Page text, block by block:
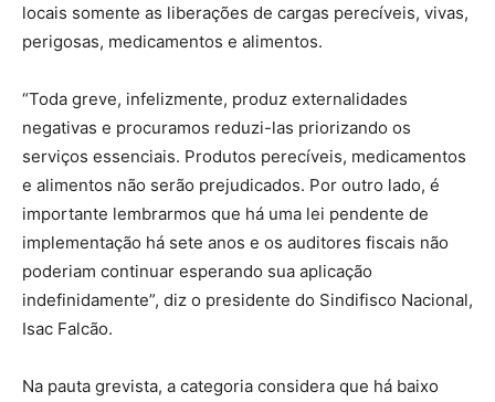
locais somente as liberações de cargas perecíveis, vivas,
perigosas, medicamentos e alimentos.
“Toda greve, infelizmente, produz externalidades
negativas e procuramos reduzi-las priorizando os
serviços essenciais. Produtos perecíveis, medicamentos
e alimentos não serão prejudicados. Por outro lado, é
importante lembrarmos que há uma lei pendente de
implementação há sete anos e os auditores fiscais não
poderiam continuar esperando sua aplicação
indefinidamente”, diz o presidente do Sindifisco Nacional,
Isac Falcão.
Na pauta grevista, a categoria considera que há baixo